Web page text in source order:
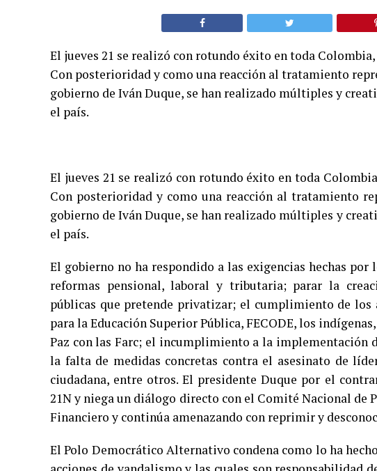
El jueves 21 se realizó con rotundo éxito en toda
Con posterioridad y como una reacción al tratamiento
gobierno de Iván Duque, se han realizado múltiples y
el país.
El jueves 21 se realizó con rotundo éxito en toda
Con posterioridad y como una reacción al tratamiento
gobierno de Iván Duque, se han realizado múltiples y
el país.
El gobierno no ha respondido a las exigencias hechas
reformas pensional, laboral y tributaria; parar la
públicas que pretende privatizar; el cumplimiento de los
para la Educación Superior Pública, FECODE, los
Paz con las Farc; el incumplimiento a la implementación
la falta de medidas concretas contra el asesinato de
ciudadana, entre otros. El presidente Duque por el
21N y niega un diálogo directo con el Comité Nacional de
Financiero y continúa amenazando con reprimir y
El Polo Democrático Alternativo condena como lo ha